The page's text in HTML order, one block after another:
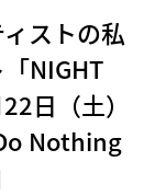
ストの私
NIGHT
日（土）
Nothing